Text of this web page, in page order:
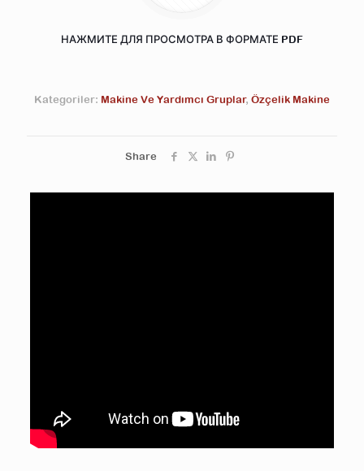
НАЖМИТЕ ДЛЯ ПРОСМОТРА В ФОРМАТЕ PDF
Kategoriler: Makine Ve Yardımcı Gruplar, Özçelik Makine
Share